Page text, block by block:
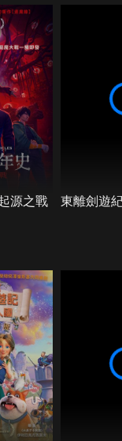
源之戰 東離劍遊